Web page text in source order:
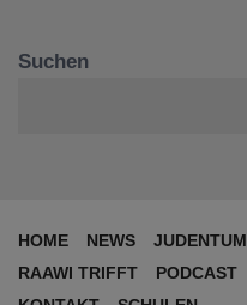
Suchen
HOME NEWS JUDENTUM
RAAWI TRIFFT
PODCAST